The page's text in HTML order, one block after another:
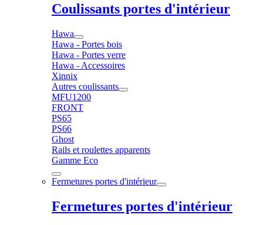
Coulissants portes d'intérieur
Hawa
Hawa - Portes bois
Hawa - Portes verre
Hawa - Accessoires
Xinnix
Autres coulissants
MFU1200
FRONT
PS65
PS66
Ghost
Rails et roulettes apparents
Gamme Eco
Fermetures portes d'intérieur
Fermetures portes d'intérieur